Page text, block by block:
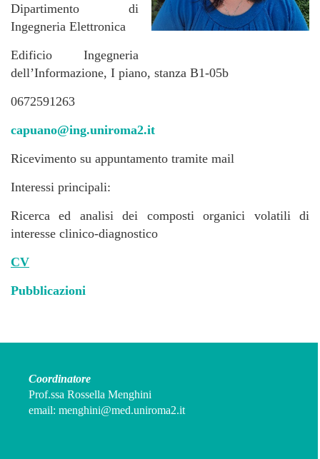
Dipartimento di
Ingegneria Elettronica
Edificio Ingegneria
dell’Informazione, I piano, stanza B1-05b
0672591263
capuano@ing.uniroma2.it
Ricevimento su appuntamento tramite mail
Interessi principali:
Ricerca ed analisi dei composti organici volatili di
interesse clinico-diagnostico
CV
Pubblicazioni
Coordinatore
Prof.ssa Rossella Menghini
email: menghini@med.uniroma2.it